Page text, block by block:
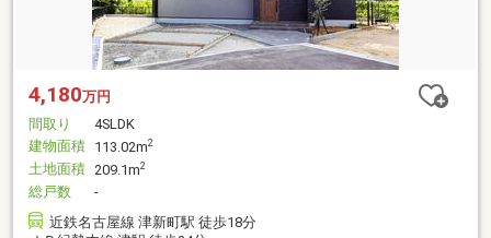
4,180万円
間取り
4SLDK
建物面積 113.02m2
土地面積 209.1m2
総戸数
-
近鉄名古屋線 津新町駅 徒歩18分